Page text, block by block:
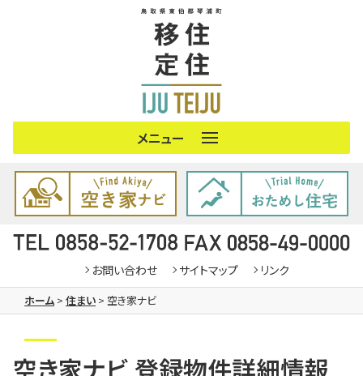
琴浦町の概要
住まい
仕事
暮らし
移住者支援
お問い合わせ サイトマップ リンク
ホーム > 住まい > 空き家ナビ
空き家ナビ 登録物件詳細情報